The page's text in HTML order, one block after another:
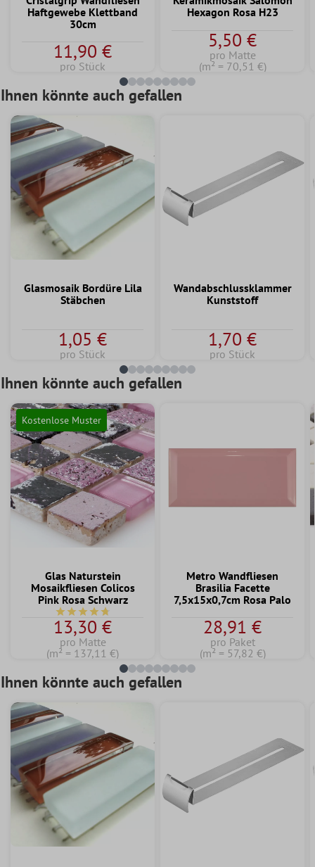
Haftgewebe Klettband
30cm
11,90 €
pro Stück
Hexagon Rosa H23
5,50 €
pro Matte
(m² = 70,51 €)
Ihnen könnte auch gefallen
Glasmosaik Bordüre Lila
Stäbchen
1,05 €
pro Stück
Wandabschlussklammer
Kunststoff
1,70 €
pro Stück
Ihnen könnte auch gefallen
Kostenlose Muster
Glas Naturstein
Mosaikfliesen Colicos
Pink Rosa Schwarz
Durchschnittliche Bewertung von 4.7 von 5 Sternen
13,30 €
pro Matte
(m² = 137,11 €)
Metro Wandfliesen
Brasilia Facette
7,5x15x0,7cm Rosa Palo
28,91 €
pro Paket
(m² = 57,82 €)
Ihnen könnte auch gefallen